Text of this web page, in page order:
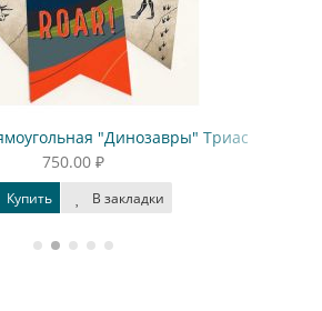
"Динозавры" Триас
750.00 ₽
Купить В закладки